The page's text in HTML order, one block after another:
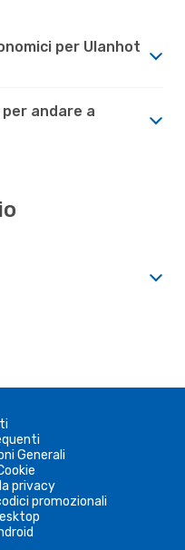
per Ulanhot
andare a
Generali
privacy
promozionali